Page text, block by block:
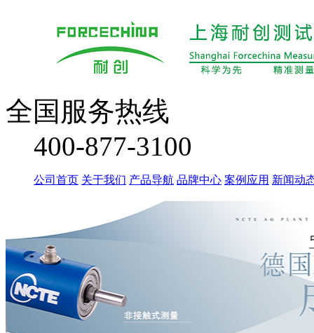
全国服务热线
400-877-3100
公司首页 关于我们 产品导航 品牌中心 案例应用 新闻动